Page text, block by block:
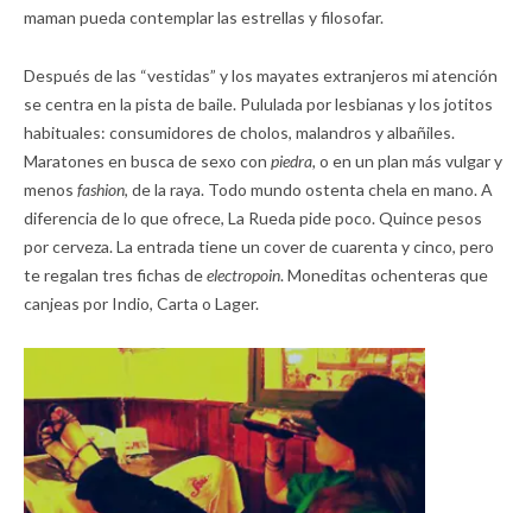
maman pueda contemplar las estrellas y filosofar.
Después de las “vestidas” y los mayates extranjeros mi atención
se centra en la pista de baile. Pululada por lesbianas y los jotitos
habituales: consumidores de cholos, malandros y albañiles.
Maratones en busca de sexo con piedra, o en un plan más vulgar y
menos fashion, de la raya. Todo mundo ostenta chela en mano. A
diferencia de lo que ofrece, La Rueda pide poco. Quince pesos
por cerveza. La entrada tiene un cover de cuarenta y cinco, pero
te regalan tres fichas deelectropoin. Moneditas ochenteras que
canjeas por Indio, Carta o Lager.